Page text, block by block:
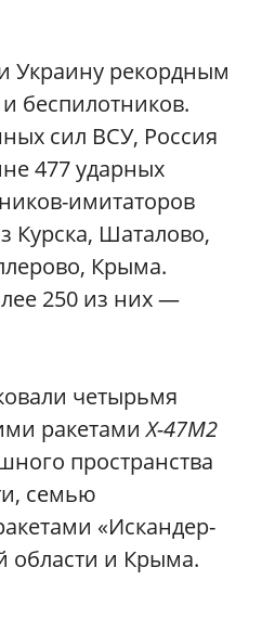
Украину рекордным
беспилотников.
сил ВСУ, Россия
477 ударных
имитаторов
Курска, Шаталово,
Крыма.
250 из них —
четырьмя
ракетамиХ-47М2
пространства
семью
«Искандер-
области и Крыма.